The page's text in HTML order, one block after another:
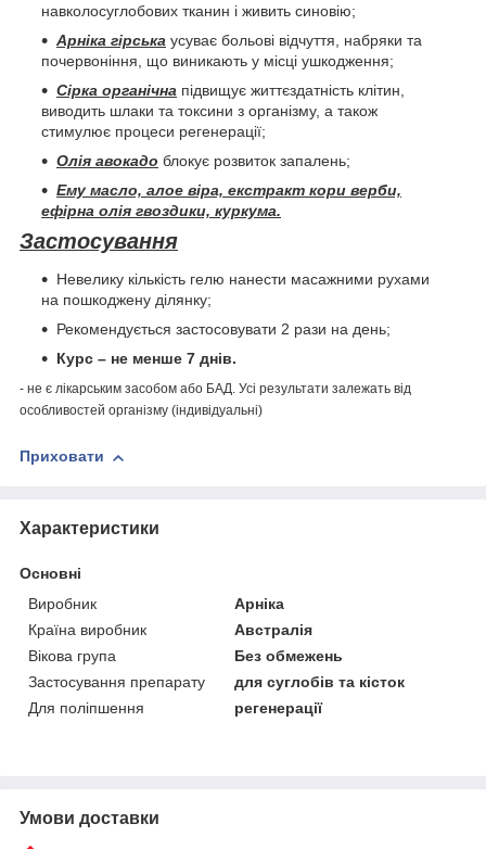
навколосуглобових тканин і живить синовію;
Арніка гірська усуває больові відчуття, набряки та
почервоніння, що виникають у місці ушкодження;
Сірка органічна підвищує життєздатність клітин,
виводить шлаки та токсини з організму, а також
стимулює процеси регенерації;
Олія авокадо блокує розвиток запалень;
Ему масло, алое віра, екстракт кори верби,
ефірна олія гвоздики, куркума.
Застосування
Невелику кількість гелю нанести масажними рухами
на пошкоджену ділянку;
Рекомендується застосовувати 2 рази на день;
Курс – не менше 7 днів.
- не є лікарським засобом або БАД. Усі результати залежать від
особливостей організму (індивідуальні)
Приховати
Характеристики
Основні
Виробник
Арніка
Країна виробник
Австралія
Вікова група
Без обмежень
Застосування препарату
для суглобів та кісток
Для поліпшення
регенерації
Умови доставки